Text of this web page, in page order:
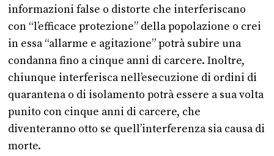
informazioni false o distorte che interferiscano
con “l’efficace protezione” della popolazione o crei
in essa “allarme e agitazione” potrà subire una
condanna fino a cinque anni di carcere. Inoltre,
chiunque interferisca nell’esecuzione di ordini di
quarantena o di isolamento potrà essere a sua volta
punito con cinque anni di carcere, che
diventeranno otto se quell’interferenza sia causa di
morte.